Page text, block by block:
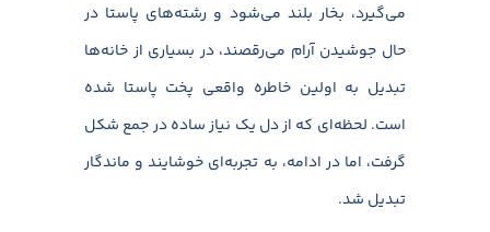
می‌گیرد، بخار بلند می‌شود و رشته‌های پاستا در
حال جوشیدن آرام می‌رقصند، در بسیاری از خانه‌ها
تبدیل به اولین خاطره واقعی پخت پاستا شده
است. لحظه‌ای که از دل یک نیاز ساده در جمع شکل
گرفت، اما در ادامه، به تجربه‌ای خوشایند و ماندگار
تبدیل شد.